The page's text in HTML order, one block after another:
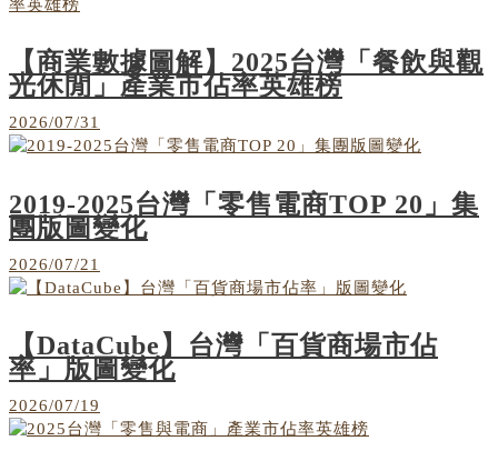
【商業數據圖解】2025台灣「餐飲與觀
光休閒」產業市佔率英雄榜
2026/07/31
2019-2025台灣「零售電商TOP 20」集
團版圖變化
2026/07/21
【DataCube】台灣「百貨商場市佔
率」版圖變化
2026/07/19